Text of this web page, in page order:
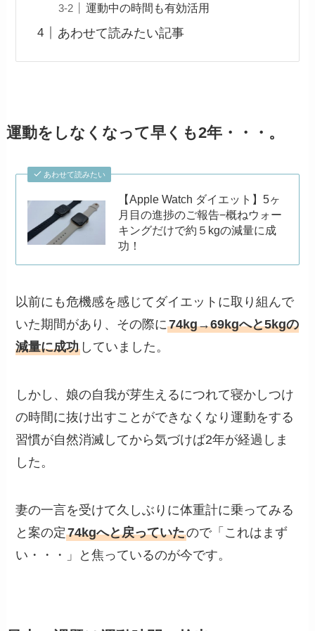
運動中の時間も有効活用
あわせて読みたい記事
運動をしなくなって早くも2年・・・。
あわせて読みたい
【Apple Watch ダイエット】5ヶ
月目の進捗のご報告−概ねウォー
キングだけで約５kgの減量に成
功！
以前にも危機感を感じてダイエットに取り組んで
いた期間があり、その際に74kg→69kgへと5kgの
減量に成功 していました。
しかし、娘の自我が芽生えるにつれて寝かしつけ
の時間に抜け出すことができなくなり運動をする
習慣が自然消滅してから気づけば2年が経過しま
した。
妻の一言を受けて久しぶりに体重計に乗ってみる
と案の定74kgへと戻っていたので「これはまず
い・・・」と焦っているのが今です。